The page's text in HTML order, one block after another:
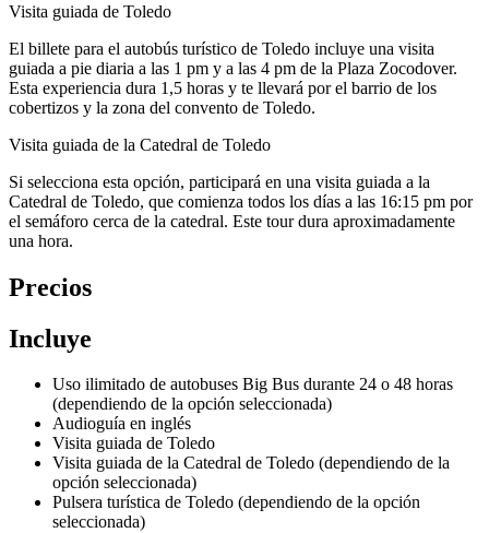
Visita guiada de Toledo
El billete para el autobús turístico de Toledo incluye una visita
guiada a pie diaria a las 1 pm y a las 4 pm de la Plaza Zocodover.
Esta experiencia dura 1,5 horas y te llevará por el barrio de los
cobertizos y la zona del convento de Toledo.
Visita guiada de la Catedral de Toledo
Si selecciona esta opción, participará en una visita guiada a la
Catedral de Toledo, que comienza todos los días a las 16:15 pm por
el semáforo cerca de la catedral. Este tour dura aproximadamente
una hora.
Precios
Incluye
Uso ilimitado de autobuses Big Bus durante 24 o 48 horas
(dependiendo de la opción seleccionada)
Audioguía en inglés
Visita guiada de Toledo
Visita guiada de la Catedral de Toledo (dependiendo de la
opción seleccionada)
Pulsera turística de Toledo (dependiendo de la opción
seleccionada)